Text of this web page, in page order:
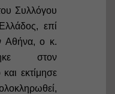
Συλλόγου
επί
Αθήνα, ο κ.
στον
εκτίμησε